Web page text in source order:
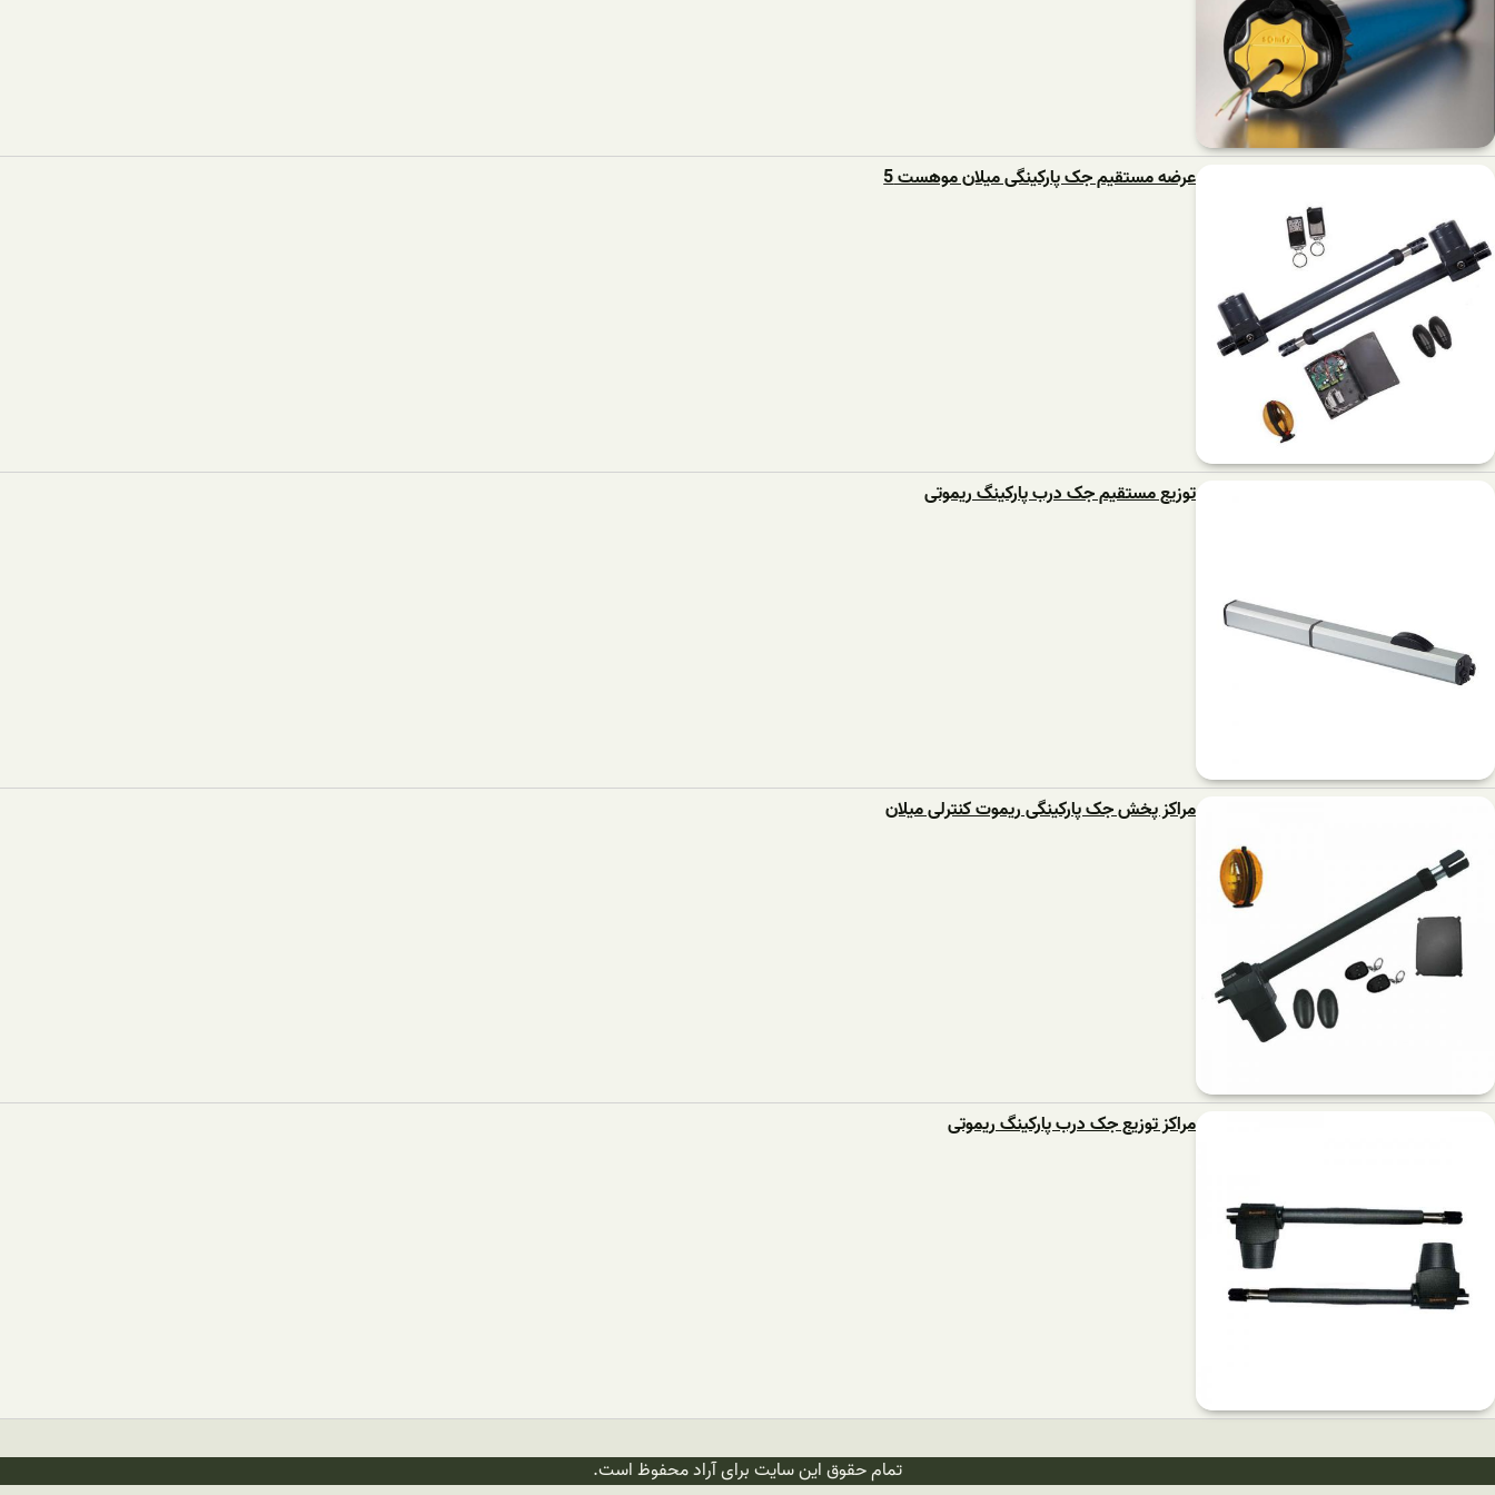
عرضه مستقیم جک پارکینگی میلان موهست 5
توزیع مستقیم جک درب پارکینگ ریموتی
مراکز پخش جک پارکینگی ریموت کنترلی میلان
مراکز توزیع جک درب پارکینگ ریموتی
تمام حقوق این سایت برای آراد محفوظ است.